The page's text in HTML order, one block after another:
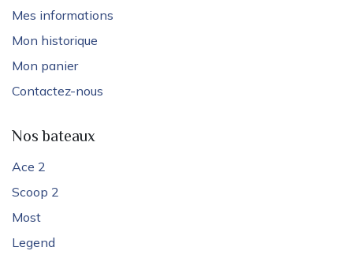
Mes informations
Mon historique
Mon panier
Contactez-nous
Nos bateaux
Ace 2
Scoop 2
Most
Legend